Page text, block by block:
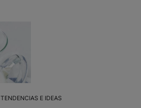
TENDENCIAS E IDEAS